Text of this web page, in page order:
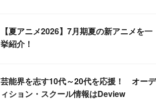
【夏アニメ2026】7月期夏の新アニメを一
挙紹介！
芸能界を志す10代～20代を応援！ オーデ
ィション・スクール情報はDeview